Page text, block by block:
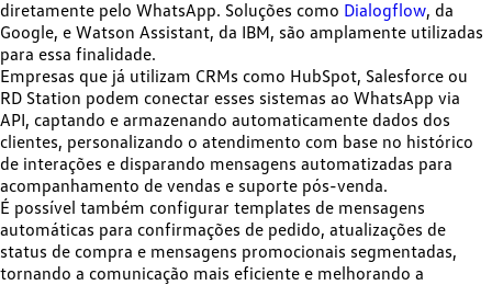
diretamente pelo WhatsApp. Soluções como Dialogflow, da
Google, e Watson Assistant, da IBM, são amplamente utilizadas
para essa finalidade.
Empresas que já utilizam CRMs como HubSpot, Salesforce ou
RD Station podem conectar esses sistemas ao WhatsApp via
API, captando e armazenando automaticamente dados dos
clientes, personalizando o atendimento com base no histórico
de interações e disparando mensagens automatizadas para
acompanhamento de vendas e suporte pós-venda.
É possível também configurar templates de mensagens
automáticas para confirmações de pedido, atualizações de
status de compra e mensagens promocionais segmentadas,
tornando a comunicação mais eficiente e melhorando a